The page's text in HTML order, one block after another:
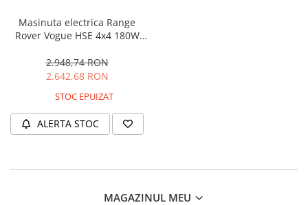
Masinuta electrica Range
Rover Vogue HSE 4x4 180W
2.948,74 RON
2.642,68 RON
STOC EPUIZAT
ALERTA STOC
MAGAZINUL MEU